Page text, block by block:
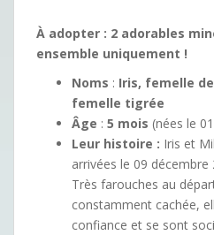
À adopter : 2 adorables
ensemble uniquement !
Noms : Iris, femelle
femelle tigrée
Âge : 5 mois (nées le
Leur histoire : Iris et
arrivées le 09
Très farouches au
constamment cachée,
confiance et se sont